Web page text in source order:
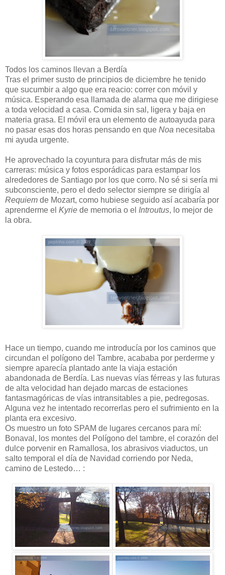
Todos los caminos llevan a Berdía
Tras el primer susto de principios de diciembre he tenido
que sucumbir a algo que era reacio: correr con móvil y
música. Esperando esa llamada de alarma que me dirigiese
a toda velocidad a casa. Comida sin sal, ligera y baja en
materia grasa. El móvil era un elemento de autoayuda para
no pasar esas dos horas pensando en que Noa necesitaba
mi ayuda urgente.
He aprovechado la coyuntura para disfrutar más de mis
carreras: música y fotos esporádicas para estampar los
alrededores de Santiago por los que corro. No sé si sería mi
subconsciente, pero el dedo selector siempre se dirigía al
Requiem de Mozart, como hubiese seguido así acabaría por
aprenderme el Kyrie de memoria o el Introutus, lo mejor de
la obra.
Hace un tiempo, cuando me introducía por los caminos que
circundan el polígono del Tambre, acababa por perderme y
siempre aparecía plantado ante la viaja estación
abandonada de Berdía. Las nuevas vías férreas y las futuras
de alta velocidad han dejado marcas de estaciones
fantasmagóricas de vías intransitables a pie, pedregosas.
Alguna vez he intentado recorrerlas pero el sufrimiento en la
planta era excesivo.
Os muestro un foto SPAM de lugares cercanos para mí:
Bonaval, los montes del Polígono del tambre, el corazón del
dulce porvenir en Ramallosa, los abrasivos viaductos, un
salto temporal el día de Navidad corriendo por Neda,
camino de Lestedo… :